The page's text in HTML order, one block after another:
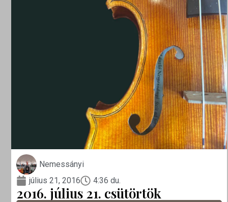
Nemessányi
július 21, 2016
4:36 du.
2016. július 21. csütörtök